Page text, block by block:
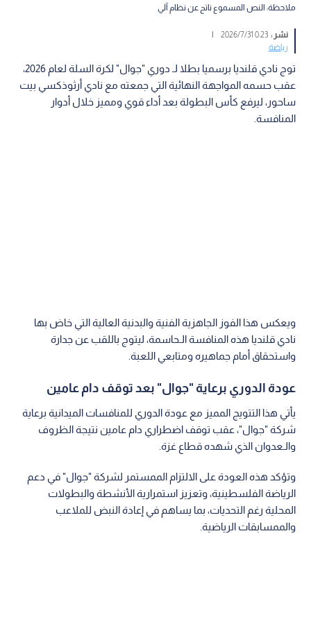
ملاحظة: النص المسموع ناتج عن نظام آلي
نشر :0:23 2026/7/31
|
رياضة
توج نادي قلنديا برسميا بطلا لـ دوري "جوال" لكرة السلة لعام 2026،
عقب حسمه المواجهة النهائية التي جمعته مع نادي أرثوذكسي بيت
ساحور، ليرفع كأس البطولة بعد أداء قوي ومميز خلال أدوار
المنافسة.
ويعكس هذا الفوز الجاهزية الفنية والبدنية العالية التي خاض بها
نادي قلنديا هذه المنافسة الـحاسمة، ليتوج باللقب عن جدارة
واستحقاق أمام جماهيره ومتابعي اللعبة.
عودة الدوري برعاية "جوال" بعد توقف دام عامين
يأتي هذا التتويج المميز مع عودة الدوري للمنافسات الميدانية برعاية
شركة "جوال"، عقب توقف اضطراري دام عامين نتيجة الظروف
والـعدوان الذي شهده قطاع غزة.
وتؤكد هذه العودة على الالتزام الممستمر لشركة "جوال" في دعم
الرياضة الفلسطينية، وتعزيز استمرارية الأنشطة والبطولات
المحلية رغم التحديات، بما يساهم في إعادة النبض للملاعب
والممسابقات الرياضية.